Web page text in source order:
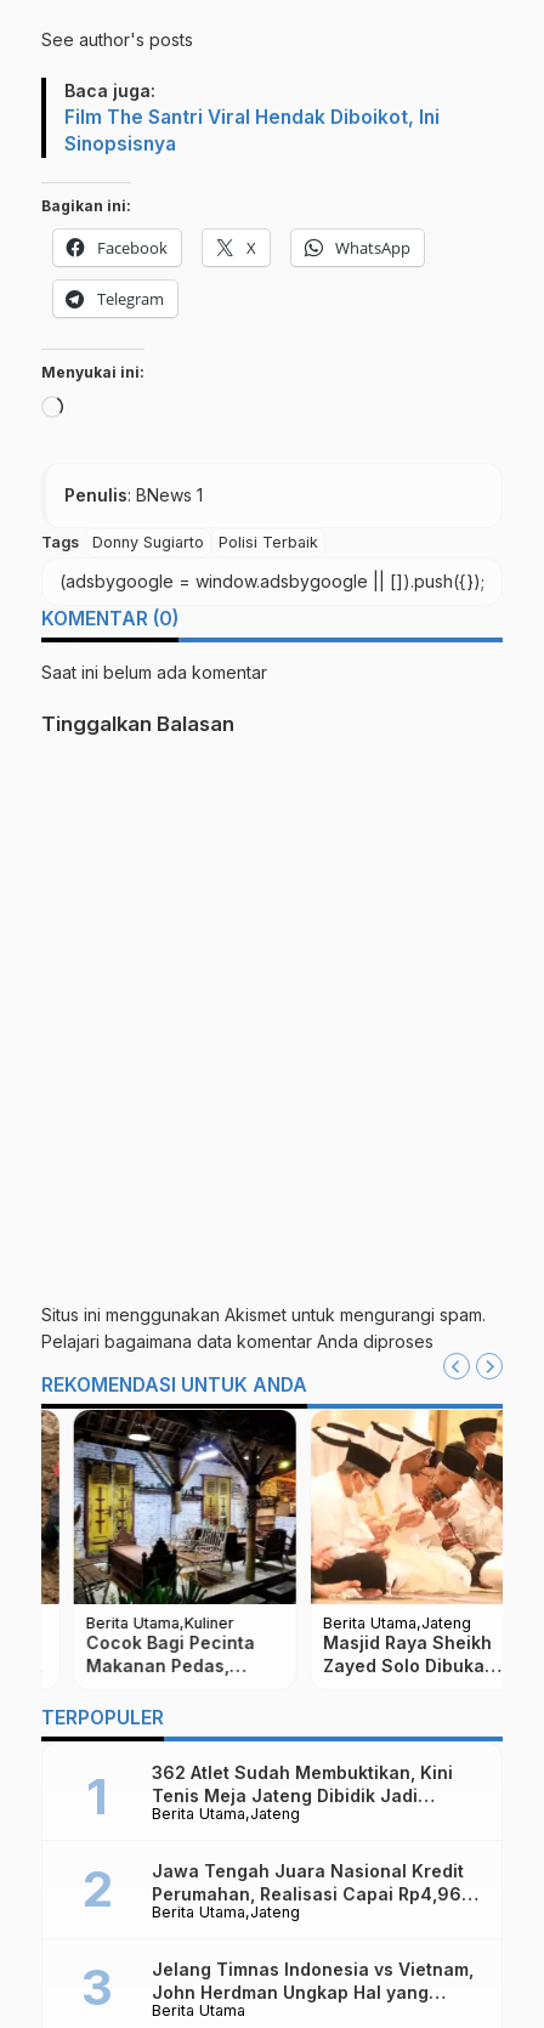
See author's posts
Baca juga:
Film The Santri Viral Hendak Diboikot, Ini
Sinopsisnya
Bagikan ini:
Facebook X WhatsApp
Telegram
Menyukai ini:
Memuat...
Penulis: BNews 1
Tags Donny Sugiarto Polisi Terbaik
(adsbygoogle = window.adsbygoogle || []).push({});
KOMENTAR (0)
Saat ini belum ada komentar
Tinggalkan Balasan
Situs ini menggunakan Akismet untuk mengurangi spam.
Pelajari bagaimana data komentar Anda diproses
REKOMENDASI UNTUK ANDA
Berita Utama Kuliner
Cocok Bagi Pecinta
Makanan Pedas,
Makan Serba Sambal
di Magelang
Berita Utama Jateng
Masjid Raya Sheikh
Zayed Solo Dibuka
Bersama
TERPOPULER
Berita Utama Jateng
362 Atlet Sudah Membuktikan, Kini
Tenis Meja Jateng Dibidik Jadi
Kekuatan Nasional
Berita Utama Jateng
Jawa Tengah Juara Nasional Kredit
Perumahan, Realisasi Capai Rp4,96
Triliun
Berita Utama
Jelang Timnas Indonesia vs Vietnam,
John Herdman Ungkap Hal yang
Dipertaruhkan